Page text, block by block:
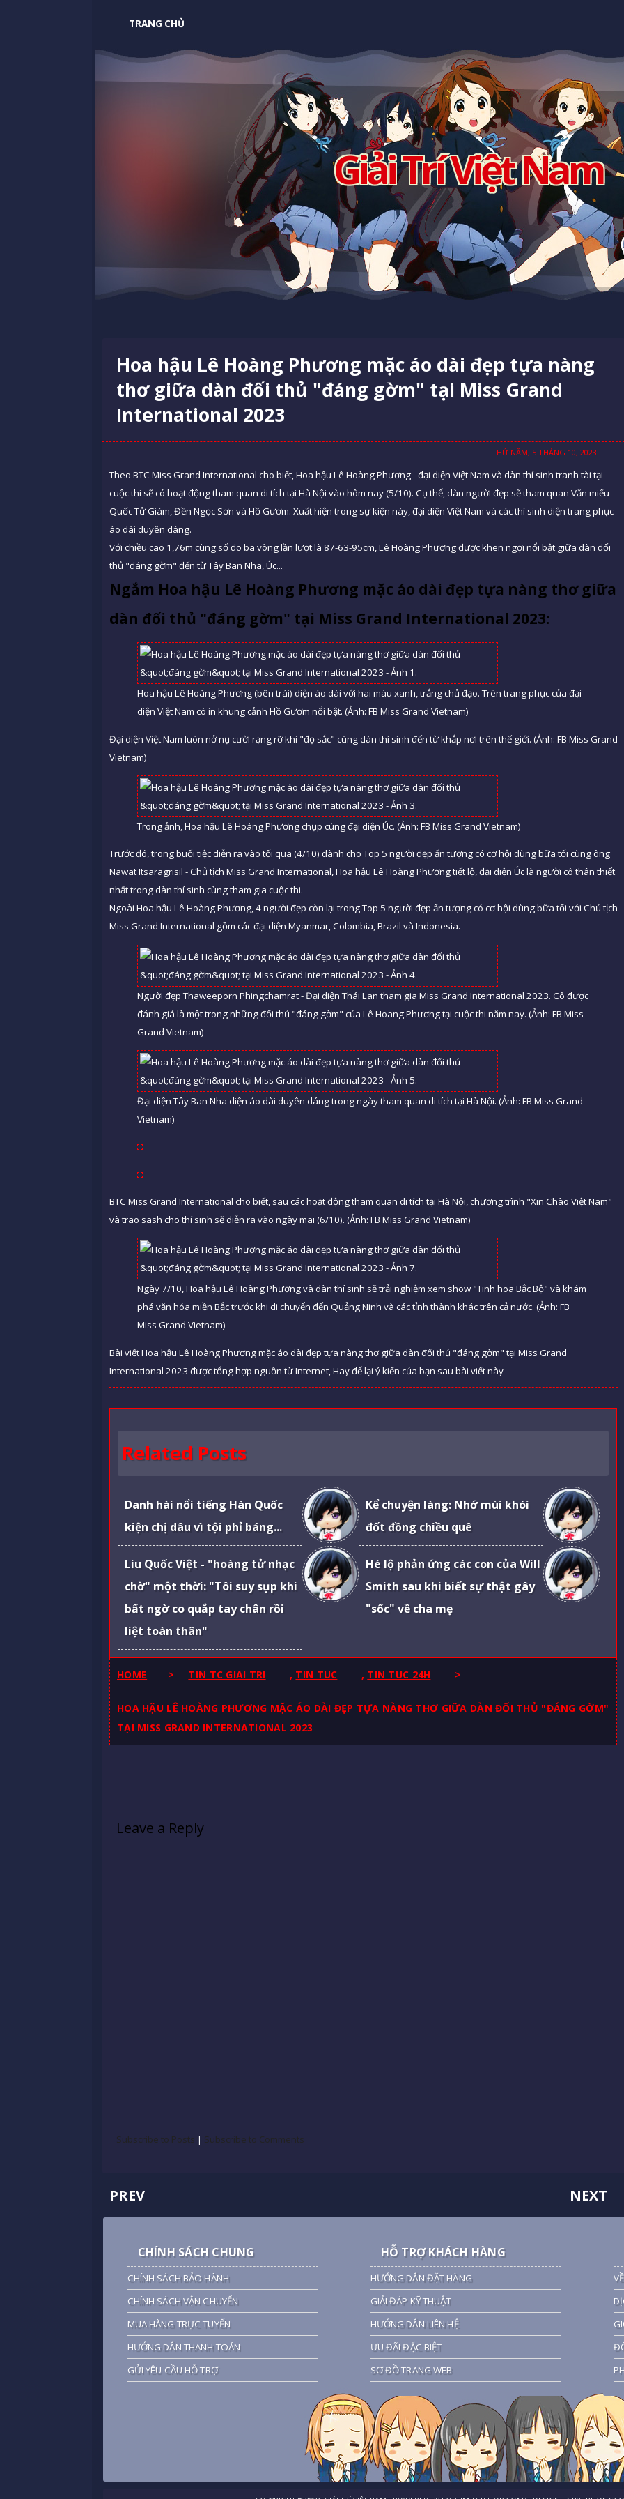
TRANG CHỦ
Giải Trí Việt Nam
Hoa hậu Lê Hoàng Phương mặc áo dài đẹp tựa nàng
thơ giữa dàn đối thủ "đáng gờm" tại Miss Grand
International 2023
THỨ NĂM, 5 THÁNG 10, 2023
Theo BTC Miss Grand International cho biết, Hoa hậu Lê Hoàng Phương - đại diện Việt Nam và dàn thí sinh tranh tài tại
cuộc thi sẽ có hoạt động tham quan di tích tại Hà Nội vào hôm nay (5/10). Cụ thể, dàn người đẹp sẽ tham quan Văn miếu
Quốc Tử Giám, Đền Ngọc Sơn và Hồ Gươm. Xuất hiện trong sự kiện này, đại diện Việt Nam và các thí sinh diện trang phục
áo dài duyên dáng.
Với chiều cao 1,76m cùng số đo ba vòng lần lượt là 87-63-95cm, Lê Hoàng Phương được khen ngợi nổi bật giữa dàn đối
thủ "đáng gờm" đến từ Tây Ban Nha, Úc...
Ngắm Hoa hậu Lê Hoàng Phương mặc áo dài đẹp tựa nàng thơ giữa
dàn đối thủ "đáng gờm" tại Miss Grand International 2023:
Hoa hậu Lê Hoàng Phương (bên trái) diện áo dài với hai màu xanh, trắng chủ đạo. Trên trang phục của đại
diện Việt Nam có in khung cảnh Hồ Gươm nổi bật. (Ảnh: FB Miss Grand Vietnam)
Đại diện Việt Nam luôn nở nụ cười rạng rỡ khi "đọ sắc" cùng dàn thí sinh đến từ khắp nơi trên thế giới. (Ảnh: FB Miss Grand
Vietnam)
Trong ảnh, Hoa hậu Lê Hoàng Phương chụp cùng đại diện Úc. (Ảnh: FB Miss Grand Vietnam)
Trước đó, trong buổi tiệc diễn ra vào tối qua (4/10) dành cho Top 5 người đẹp ấn tượng có cơ hội dùng bữa tối cùng ông
Nawat Itsaragrisil - Chủ tịch Miss Grand International, Hoa hậu Lê Hoàng Phương tiết lộ, đại diện Úc là người cô thân thiết
nhất trong dàn thí sinh cùng tham gia cuộc thi.
Ngoài Hoa hậu Lê Hoàng Phương, 4 người đẹp còn lại trong Top 5 người đẹp ấn tượng có cơ hội dùng bữa tối với Chủ tịch
Miss Grand International gồm các đại diện Myanmar, Colombia, Brazil và Indonesia.
Người đẹp Thaweeporn Phingchamrat - Đại diện Thái Lan tham gia Miss Grand International 2023. Cô được
đánh giá là một trong những đối thủ "đáng gờm" của Lê Hoang Phương tại cuộc thi năm nay. (Ảnh: FB Miss
Grand Vietnam)
Đại diện Tây Ban Nha diện áo dài duyên dáng trong ngày tham quan di tích tại Hà Nội. (Ảnh: FB Miss Grand
Vietnam)
BTC Miss Grand International cho biết, sau các hoạt động tham quan di tích tại Hà Nội, chương trình "Xin Chào Việt Nam"
và trao sash cho thí sinh sẽ diễn ra vào ngày mai (6/10). (Ảnh: FB Miss Grand Vietnam)
Ngày 7/10, Hoa hậu Lê Hoàng Phương và dàn thí sinh sẽ trải nghiệm xem show "Tinh hoa Bắc Bộ" và khám
phá văn hóa miền Bắc trước khi di chuyển đến Quảng Ninh và các tỉnh thành khác trên cả nước. (Ảnh: FB
Miss Grand Vietnam)
Bài viết Hoa hậu Lê Hoàng Phương mặc áo dài đẹp tựa nàng thơ giữa dàn đối thủ "đáng gờm" tại Miss Grand
International 2023 được tổng hợp nguồn từ Internet, Hay để lại ý kiến của bạn sau bài viết này
Related Posts
Danh hài nổi tiếng Hàn Quốc
kiện chị dâu vì tội phỉ báng...
Kể chuyện làng: Nhớ mùi khói
đốt đồng chiều quê
Liu Quốc Việt - "hoàng tử nhạc
chờ" một thời: "Tôi suy sụp khi
bất ngờ co quắp tay chân rồi
liệt toàn thân"
Hé lộ phản ứng các con của Will
Smith sau khi biết sự thật gây
"sốc" về cha mẹ
HOME > TIN TC GIAI TRI , TIN TUC , TIN TUC 24H >
HOA HẬU LÊ HOÀNG PHƯƠNG MẶC ÁO DÀI ĐẸP TỰA NÀNG THƠ GIỮA DÀN ĐỐI THỦ "ĐÁNG GỜM"
TẠI MISS GRAND INTERNATIONAL 2023
Leave a Reply
Subscribe to Posts | Subscribe to Comments
NEXT
PREV
CHÍNH SÁCH CHUNG
CHÍNH SÁCH BẢO HÀNH
CHÍNH SÁCH VẬN CHUYỂN
MUA HÀNG TRỰC TUYẾN
HƯỚNG DẪN THANH TOÁN
GỬI YÊU CẦU HỖ TRỢ
HỖ TRỢ KHÁCH HÀNG
HƯỚNG DẪN ĐẶT HÀNG
GIẢI ĐÁP KỸ THUẬT
HƯỚNG DẪN LIÊN HỆ
ƯU ĐÃI ĐẶC BIỆT
SƠ ĐỒ TRANG WEB